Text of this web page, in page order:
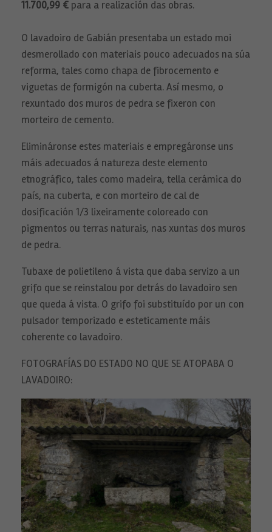
11.700,99 € para a realización das obras.
O lavadoiro de Gabián presentaba un estado moi
desmerollado con materiais pouco adecuados na súa
reforma, tales como chapa de fibrocemento e
viguetas de formigón na cuberta. Así mesmo, o
rexuntado dos muros de pedra se fixeron con
morteiro de cemento.
Elimináronse estes materiais e empregáronse uns
máis adecuados á natureza deste elemento
etnográfico, tales como madeira, tella cerámica do
país, na cuberta, e con morteiro de cal de
dosificación 1/3 lixeiramente coloreado con
pigmentos ou terras naturais, nas xuntas dos muros
de pedra.
Tubaxe de polietileno á vista que daba servizo a un
grifo que se reinstalou por detrás do lavadoiro sen
que queda á vista. O grifo foi substituído por un con
pulsador temporizado e esteticamente máis
coherente co lavadoiro.
FOTOGRAFÍAS DO ESTADO NO QUE SE ATOPABA O
LAVADOIRO:
Necesarias
cookies no
son
opcionales.
necesarias